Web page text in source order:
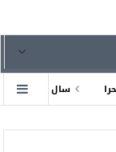
سال ۲۰۲۵ میلادی پیشاپیش مبارک